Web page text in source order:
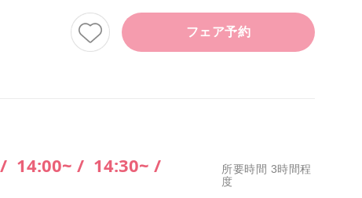
フェア予約
14:00~ / 14:30~ /
所要時間 3時間程
度